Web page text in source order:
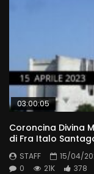
03:00:05
Coroncina Divina
di Fra Italo
STAFF
15/04/
0
21K 378